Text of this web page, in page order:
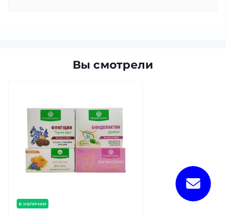
Вы смотрели
в наличии